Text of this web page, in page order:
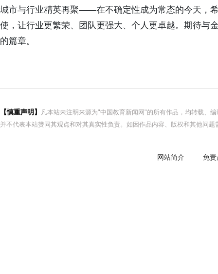
城市与行业精英再聚——在不确定性成为常态的今天，
使，让行业更繁荣、团队更强大、个人更卓越。期待与
的篇章。
【慎重声明】
凡本站未注明来源为"中国教育新闻网"的所有作品，均转载、
并不代表本站赞同其观点和对其真实性负责。如因作品内容、版权和其他问
网站简介 免责